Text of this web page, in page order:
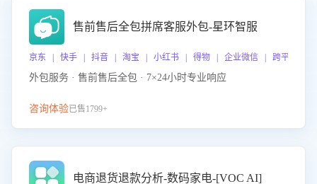
售前售后全包拼席客服外包-星环智服
京东 | 快手 | 抖音 | 淘宝 | 小红书 | 得物 | 企业微信 | 跨平台
外包服务 · 售前售后全包 · 7×24小时专业响应
咨询体验已售1799+
电商退货退款分析-数码家电-[VOC AI]